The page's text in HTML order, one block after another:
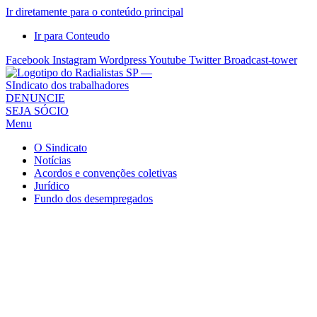
Ir diretamente para o conteúdo principal
Ir para Conteudo
Facebook Instagram WordpressYoutube Twitter Broadcast-tower
Sindicato
dos
Radialistas
São
Paulo
Sindicato
DENUNCIE
SEJA SÓCIO
Menu
O Sindicato
Notícias
Acordos e convenções coletivas
Jurídico
Fundo dos desempregados